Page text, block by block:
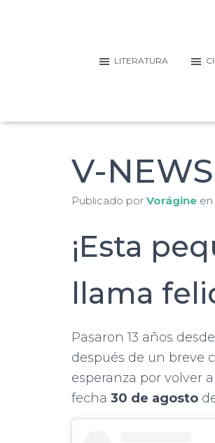
LITERATURA
V-
Publicado por Vorágine en
¡Esta
llama
Pasaron 13 años
después de un breve
esperanza por volver
fecha 30 de agosto